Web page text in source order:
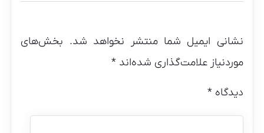
نشانی ایمیل شما منتشر نخواهد شد. بخش‌های
موردنیاز علامت‌گذاری شده‌اند*
دیدگاه*